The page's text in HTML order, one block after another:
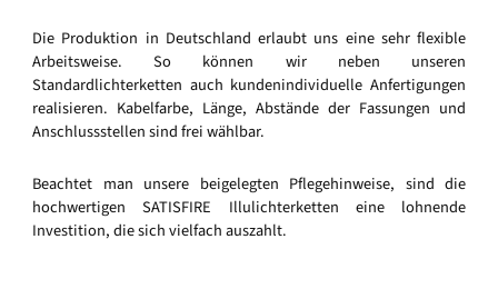
Die Produktion in Deutschland erlaubt uns eine sehr flexible
Arbeitsweise. So können wir neben unseren
Standardlichterketten auch kundenindividuelle Anfertigungen
realisieren. Kabelfarbe, Länge, Abstände der Fassungen und
Anschlussstellen sind frei wählbar.
Beachtet man unsere beigelegten Pflegehinweise, sind die
hochwertigen SATISFIRE Illulichterketten eine lohnende
Investition, die sich vielfach auszahlt.